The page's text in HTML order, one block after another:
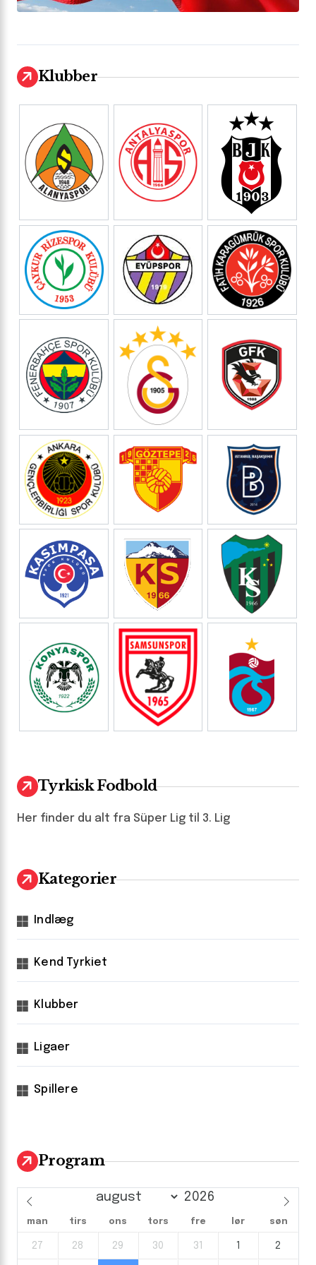
Klubber
Tyrkisk Fodbold
Her finder du alt fra Süper Lig til 3. Lig
Kategorier
Indlæg
Kend Tyrkiet
Klubber
Ligaer
Spillere
Program
man tirs ons tors fre lør søn
27 28 29 30 31 2